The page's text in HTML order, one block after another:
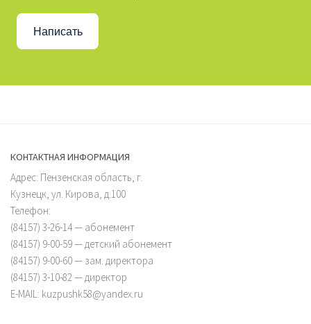
Написать
КОНТАКТНАЯ ИНФОРМАЦИЯ
Адрес: Пензенская область, г.
Кузнецк, ул. Кирова, д.100
Телефон:
(84157) 3-26-14 — абонемент
(84157) 9-00-59 — детский абонемент
(84157) 9-00-60 — зам. директора
(84157) 3-10-82 — директор
E-MAIL: kuzpushk58@yandex.ru